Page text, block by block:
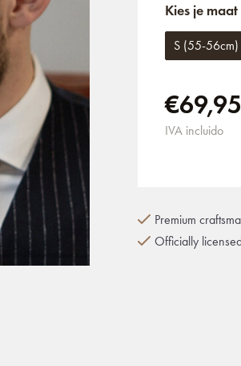
Kies je maat
S (55-56cm)
€69,95
IVA incluido
Premium
Officially